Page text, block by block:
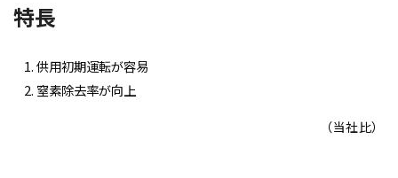
特長
供用初期運転が容易
窒素除去率が向上
（当社比）